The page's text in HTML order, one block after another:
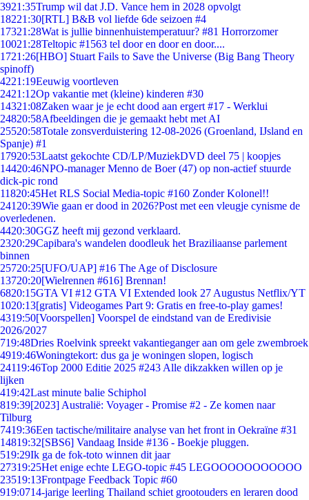
3921:35Trump wil dat J.D. Vance hem in 2028 opvolgt
18221:30[RTL] B&B vol liefde 6de seizoen #4
17321:28Wat is jullie binnenhuistemperatuur? #81 Horrorzomer
10021:28Teltopic #1563 tel door en door en door....
1721:26[HBO] Stuart Fails to Save the Universe (Big Bang Theory
spinoff)
4221:19Eeuwig voortleven
2421:12Op vakantie met (kleine) kinderen #30
14321:08Zaken waar je je echt dood aan ergert #17 - Werklui
24820:58Afbeeldingen die je gemaakt hebt met AI
25520:58Totale zonsverduistering 12-08-2026 (Groenland, IJsland en
Spanje) #1
17920:53Laatst gekochte CD/LP/MuziekDVD deel 75 | koopjes
14420:46NPO-manager Menno de Boer (47) op non-actief stuurde
dick-pic rond
11820:45Het RLS Social Media-topic #160 Zonder Kolonel!!
241 20:39Wie gaan er dood in 2026?Post met een vleugje cynisme de
overledenen.
4420:30GGZ heeft mij gezond verklaard.
2320:29Capibara's wandelen doodleuk het Braziliaanse parlement
binnen
25720:25[UFO/UAP] #16 The Age of Disclosure
13720:20[Wielrennen #616] Brennan!
6820:15GTA VI #12 GTA VI Extended look 27 Augustus Netflix/YT
1020:13[gratis] Videogames Part 9: Gratis en free-to-play games!
4319:50[Voorspellen] Voorspel de eindstand van de Eredivisie
2026/2027
719:48Dries Roelvink spreekt vakantieganger aan om gele zwembroek
4919:46Woningtekort: dus ga je woningen slopen, logisch
24119:46Top 2000 Editie 2025 #243 Alle dikzakken willen op je
lijken
419:42Last minute balie Schiphol
819:39[2023] Australië: Voyager - Promise #2 - Ze komen naar
Tilburg
7419:36Een tactische/militaire analyse van het front in Oekraïne #31
14819:32[SBS6] Vandaag Inside #136 - Boekje pluggen.
519:29Ik ga de fok-toto winnen dit jaar
27319:25Het enige echte LEGO-topic #45 LEGOOOOOOOOOOO
23519:13Frontpage Feedback Topic #60
919:0714-jarige leerling Thailand schiet grootouders en leraren dood